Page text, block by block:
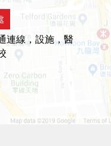
連線，設施，醫